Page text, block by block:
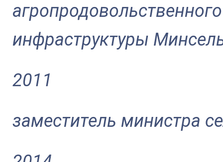
инфраструктуры
2011
заместитель министра